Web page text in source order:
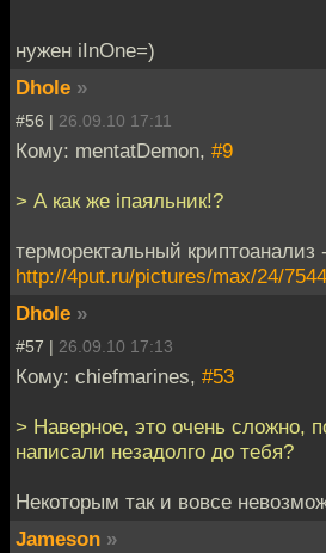
нужен iInOne=)
Dhole »
#56 | 26.09.10 17:11
Кому: mentatDemon, #9
> А как же iпаяльник!?
терморектальный
http://4put.ru/pictures/max/24/
Dhole »
#57 | 26.09.10 17:13
Кому: chiefmarines, #53
> Наверное, это очень сложно,
написали незадолго до тебя?
Некоторым так и вовсе
Jameson »